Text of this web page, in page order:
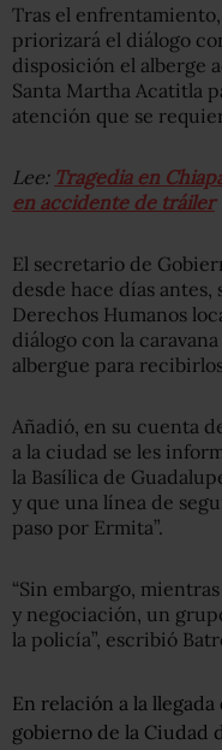
Tras el
priorizará el diálogo
disposición el alberge
Santa Martha Acatitla
atención que se
Lee: Tragedia en
en accidente de tráiler
El secretario de
desde hace días antes,
Derechos Humanos
diálogo con la
albergue para
Añadió, en su cuenta
a la ciudad se les
la Basílica de
y que una línea de
paso por Ermita”.
“Sin embargo,
y negociación, un
la policía”, escribió
En relación a la
gobierno de la Ciudad